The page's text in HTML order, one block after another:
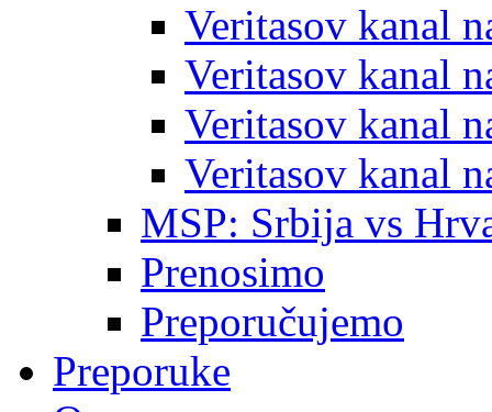
Veritasov kanal
Veritasov kanal
Veritasov kanal
Veritasov kanal
MSP: Srbija vs
Prenosimo
Preporučujemo
Preporuke